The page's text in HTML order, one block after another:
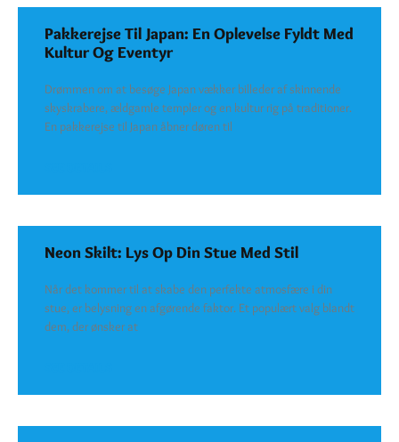
Pakkerejse Til Japan: En Oplevelse Fyldt Med
Kultur Og Eventyr
Drømmen om at besøge Japan vækker billeder af skinnende
skyskrabere, ældgamle templer og en kultur rig på traditioner.
En pakkerejse til Japan åbner døren til
Neon Skilt: Lys Op Din Stue Med Stil
Når det kommer til at skabe den perfekte atmosfære i din
stue, er belysning en afgørende faktor. Et populært valg blandt
dem, der ønsker at